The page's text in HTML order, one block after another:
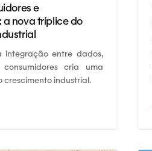
e
a nova tríplice do
integração entre dados,
cria uma
crescimento industrial.